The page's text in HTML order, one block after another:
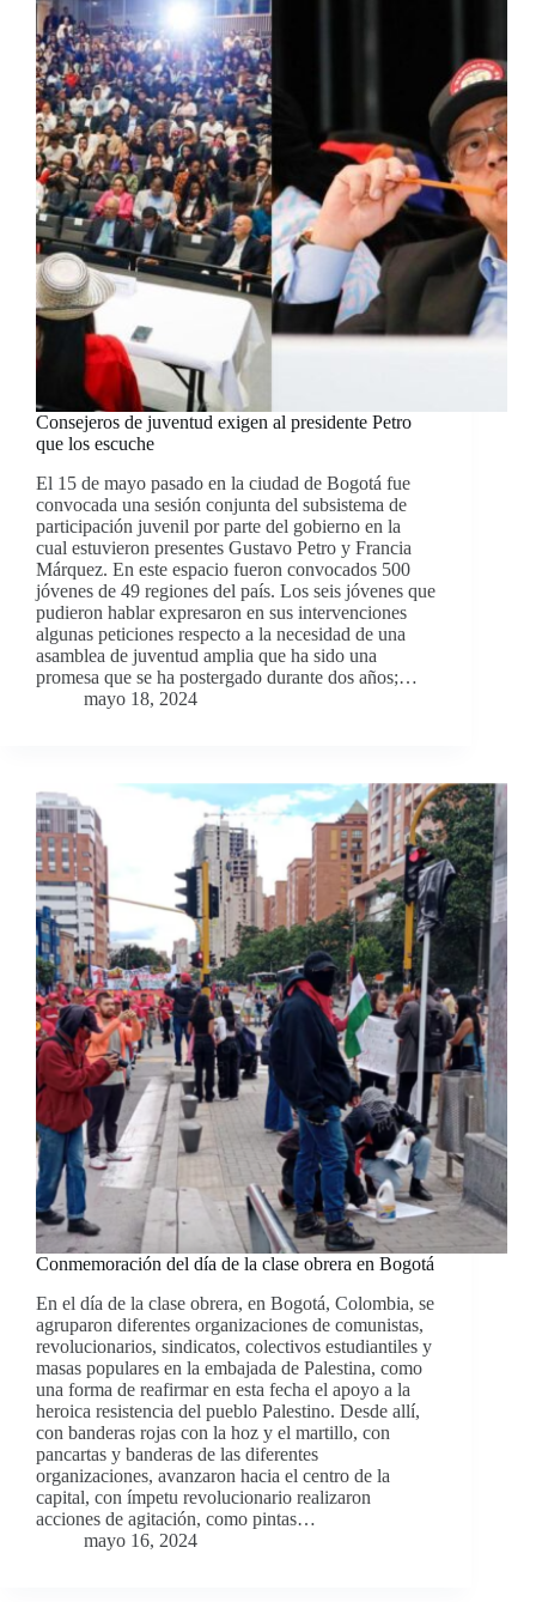
Consejeros de juventud exigen al presidente Petro
que los escuche
El 15 de mayo pasado en la ciudad de Bogotá fue
convocada una sesión conjunta del subsistema de
participación juvenil por parte del gobierno en la
cual estuvieron presentes Gustavo Petro y Francia
Márquez. En este espacio fueron convocados 500
jóvenes de 49 regiones del país. Los seis jóvenes que
pudieron hablar expresaron en sus intervenciones
algunas peticiones respecto a la necesidad de una
asamblea de juventud amplia que ha sido una
promesa que se ha postergado durante dos años;…
mayo 18, 2024
Conmemoración del día de la clase obrera en Bogotá
En el día de la clase obrera, en Bogotá, Colombia, se
agruparon diferentes organizaciones de comunistas,
revolucionarios, sindicatos, colectivos estudiantiles y
masas populares en la embajada de Palestina, como
una forma de reafirmar en esta fecha el apoyo a la
heroica resistencia del pueblo Palestino. Desde allí,
con banderas rojas con la hoz y el martillo, con
pancartas y banderas de las diferentes
organizaciones, avanzaron hacia el centro de la
capital, con ímpetu revolucionario realizaron
acciones de agitación, como pintas…
mayo 16, 2024